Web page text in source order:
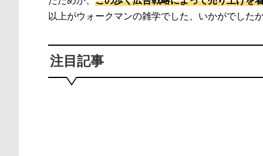
以上がウォークマンの雑学でした、いかがでした
注目記事